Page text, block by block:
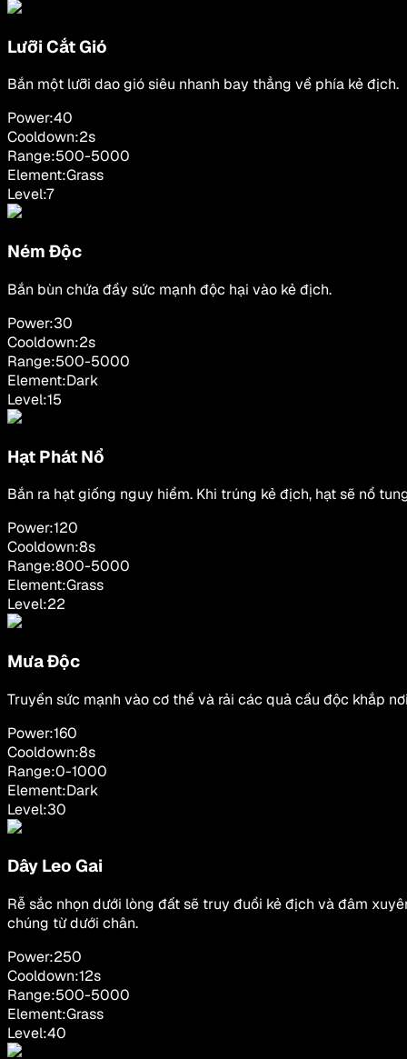
Lưỡi Cắt Gió
Bắn một lưỡi dao gió siêu nhanh bay thẳng về phía kẻ địch.
Power:40
Cooldown:2s
Range:500-5000
Element:Grass
Level:7
Ném Độc
Bắn bùn chứa đầy sức mạnh độc hại vào kẻ địch.
Power:30
Cooldown:2s
Range:500-5000
Element:Dark
Level:15
Hạt Phát Nổ
Bắn ra hạt giống nguy hiểm. Khi trúng kẻ địch, hạt sẽ nổ
Power:120
Cooldown:8s
Range:800-5000
Element:Grass
Level:22
Mưa Độc
Truyền sức mạnh vào cơ thể và rải các quả cầu độc khắp
Power:160
Cooldown:8s
Range:0-1000
Element:Dark
Level:30
Dây Leo Gai
Rễ sắc nhọn dưới lòng đất sẽ truy đuổi kẻ địch và đâm
chúng từ dưới chân.
Power:250
Cooldown:12s
Range:500-5000
Element:Grass
Level:40